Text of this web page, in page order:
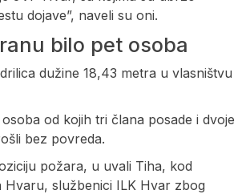
dojave”, naveli su oni.
bilo pet osoba
dužine 18,43 metra u vlasništvu
od kojih tri člana posade i dvoje
bez povreda.
požara, u uvali Tiha, kod
Hvaru, službenici ILK Hvar zbog